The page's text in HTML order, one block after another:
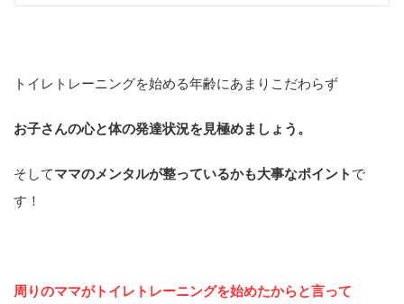
トイレトレーニングを始める年齢にあまりこだわらず
お子さんの心と体の発達状況を見極めましょう。
そしてママのメンタルが整っているかも大事なポイント で
す！
周りのママがトイレトレーニングを始めたからと言って